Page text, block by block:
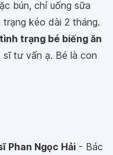
bún, chỉ uống sữa
kéo dài 2 tháng.
trạng bé biếng ăn
tư vấn ạ. Bé là con
Phan Ngọc Hải - Bác